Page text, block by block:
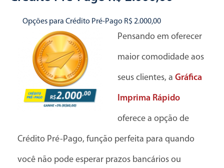
Opções para Crédito Pré-Pago R$ 2.000,00
Pensando em oferecer
maior comodidade aos
seus clientes, aGráfica
Imprima Rápido
oferece a opção de
Crédito Pré-Pago, função perfeita para quando
você não pode esperar prazos bancários ou